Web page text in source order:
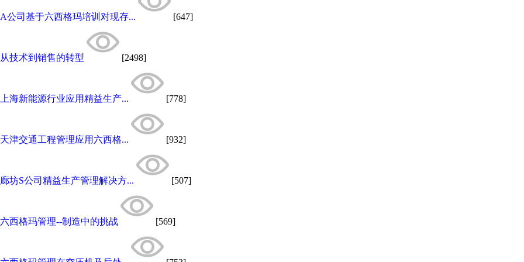
A公司基于六西格玛培训对现存... [647]
从技术到销售的转型 [2498]
上海新能源行业应用精益生产... [778]
天津交通工程管理应用六西格... [932]
廊坊S公司精益生产管理解决方... [507]
六西格玛管理--制造中的挑战 [569]